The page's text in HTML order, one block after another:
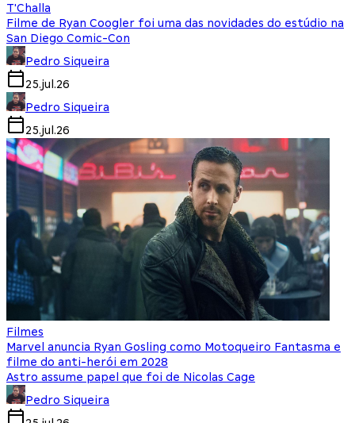
T'Challa
Filme de Ryan Coogler foi uma das novidades do estúdio na
San Diego Comic-Con
Pedro Siqueira
25.jul.26
Pedro Siqueira
25.jul.26
Filmes
Marvel anuncia Ryan Gosling como Motoqueiro Fantasma e
filme do anti-herói em 2028
Astro assume papel que foi de Nicolas Cage
Pedro Siqueira